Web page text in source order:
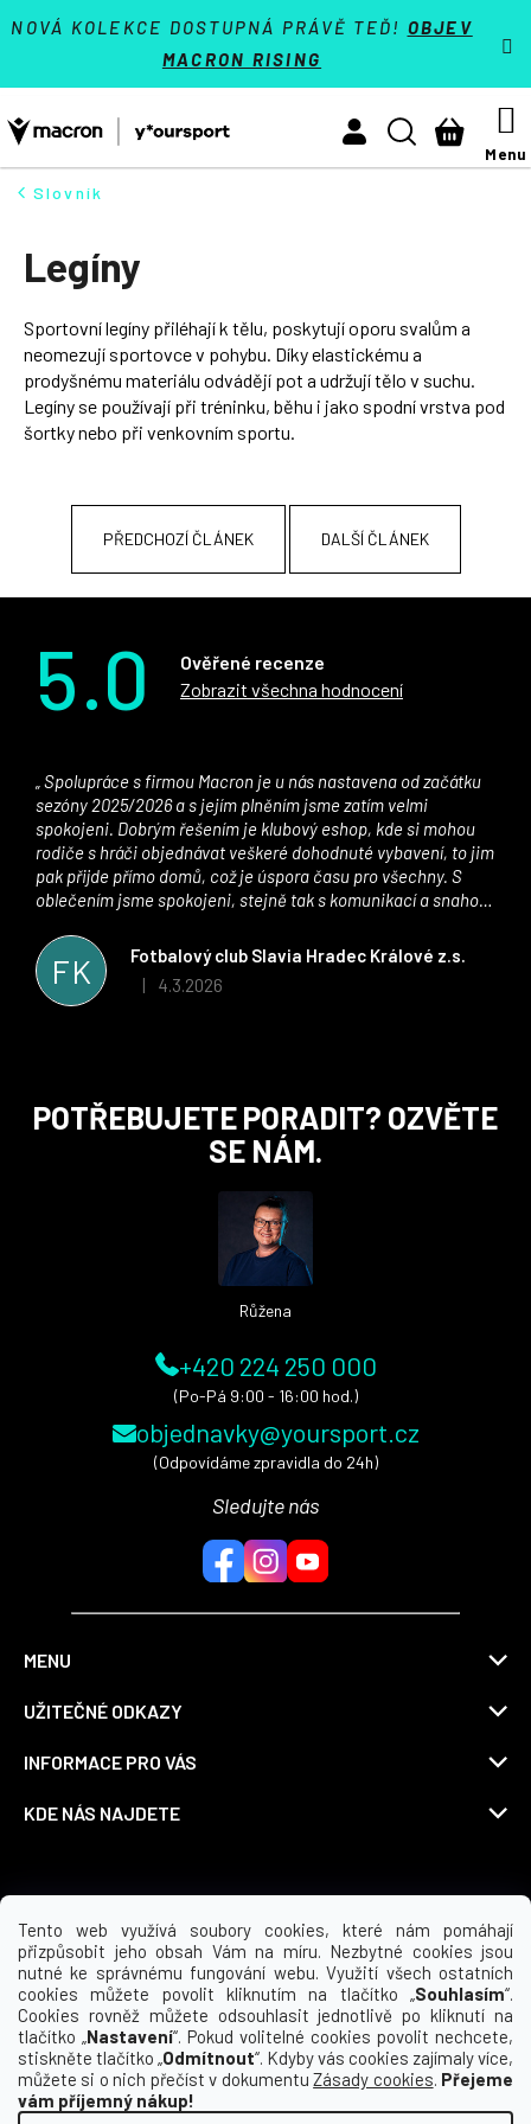
Tento web využívá soubory cookies, které nám pomáhají
přizpůsobit jeho obsah Vám na míru. Nezbytné cookies jsou
nutné ke správnému fungování webu. Využití všech ostatních
cookies můžete povolit kliknutím na tlačítko „Souhlasím“.
Cookies rovněž můžete odsouhlasit jednotlivě po kliknutí na
tlačítko „Nastavení“. Pokud volitelné cookies povolit nechcete,
stiskněte tlačítko „Odmítnout“. Kdyby vás cookies zajímaly více,
můžete si o nich přečíst v dokumentuZásady cookies. Přejeme
vám příjemný nákup!
naNOVÁ KOLEKCE DOSTUPNÁ PRÁVĚ TEĎ! OBJEV
MACRON RISING
HledatNákupní
košík
VÝPRODEJ - SLEVY 70 %
Activewear
Reference
Kontakt
Přihlásit se
+420 224 250 000
Přihlášení
Slovník
Legíny
Sportovní legíny přiléhají k tělu, poskytují oporu svalům a
neomezují sportovce v pohybu. Díky elastickému a
prodyšnému materiálu odvádějí pot a udržují tělo v suchu.
Legíny se používají při tréninku, běhu i jako spodní vrstva pod
šortky nebo při venkovním sportu.
PŘEDCHOZÍ ČLÁNEK DALŠÍ ČLÁNEK
K
o
k
HLEDAT
5.0
Ověřené recenze
Zobrazit všechna hodnocení
FK
Fotbalový club Slavia Hradec Králové z.s.
Hodnocení obchodu je 5 z 5 hvězdiček.
| 4.3.2026
sezóny 2025/2026 a s jejím plněním jsme zatím velmi
spokojeni. Dobrým řešením je klubový eshop, kde si mohou
rodiče s hráči objednávat veškeré dohodnuté vybavení, to jim
pak přijde přímo domů, což je úspora času pro všechny. S
oblečením jsme spokojeni, stejně tak s komunikací a snahou
stran. Věříme, že v tomto duchu bude spolupráce pokračovat
i nadále, nyní už začínáme řešit i první sady dresů ;)
POTŘEBUJETE PORADIT? OZVĚTE
SE NÁM.
Růžena
+420 224 250 000
(Po-Pá 9:00 - 16:00 hod.)
objednavky@yoursport.cz
(Odpovídáme zpravidla do 24h)
Sledujte nás
MENU
UŽITEČNÉ ODKAZY
INFORMACE PRO VÁS
KDE NÁS NAJDETE
Možnosti dopravy